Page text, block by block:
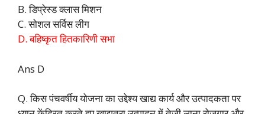
B. डिप्रेस्ड क्लास मिशन
C. सोशल सर्विस लीग
D. बहिष्कृत हितकारिणी सभा
Ans D
Q. किस पंचवर्षीय योजना का उद्देश्य खाद्य कार्य और उत्पादकता पर